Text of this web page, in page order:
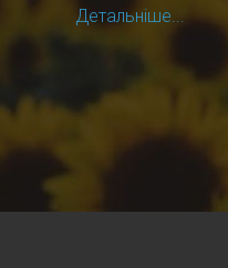
Детальніше...